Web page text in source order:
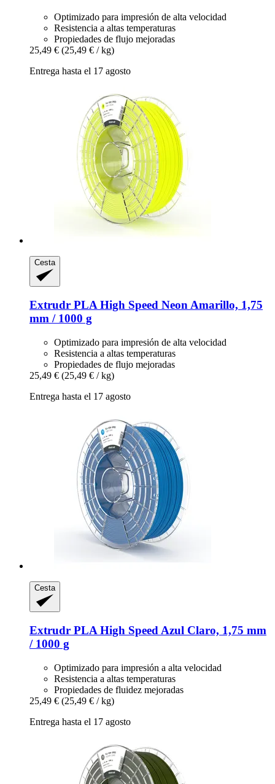
Optimizado para impresión de alta velocidad
Resistencia a altas temperaturas
Propiedades de flujo mejoradas
25,49 € (25,49 € / kg)
Entrega hasta el 17 agosto
Cesta
Extrudr PLA High Speed Neon Amarillo, 1,75
mm / 1000 g
Optimizado para impresión de alta velocidad
Resistencia a altas temperaturas
Propiedades de flujo mejoradas
25,49 € (25,49 € / kg)
Entrega hasta el 17 agosto
Cesta
Extrudr PLA High Speed Azul Claro, 1,75 mm
/ 1000 g
Optimizado para impresión a alta velocidad
Resistencia a altas temperaturas
Propiedades de fluidez mejoradas
25,49 € (25,49 € / kg)
Entrega hasta el 17 agosto